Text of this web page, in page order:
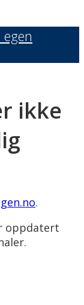
ikke
.
oppdatert